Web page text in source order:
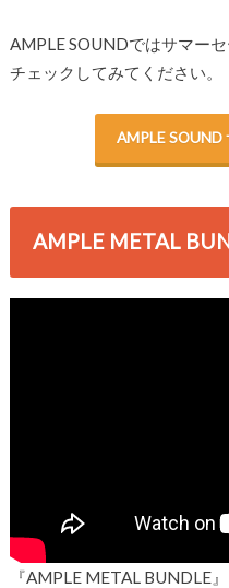
AMPLE SOUNDではサマー
チェックしてみてください。
AMPLE
AMPLE METAL
『AMPLE METAL BUNDLE